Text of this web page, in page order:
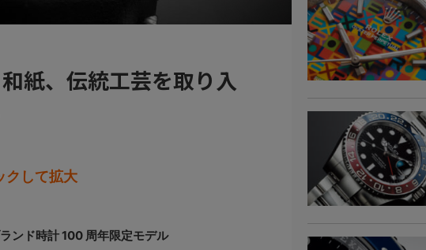
紙、伝統工芸を取り入
クして拡大
ンド時計 100 周年限定モデル